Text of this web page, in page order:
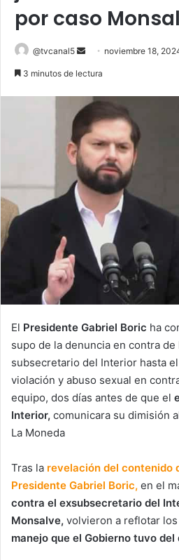
por caso
@tvcanal5
Send noviembre 18,
3 minutos de lectura
El Presidente Gabriel Boric ha
supo de la denuncia en contra de
subsecretario del Interior hasta
violación y abuso sexual en
equipo, dos días antes de que el
Interior, comunicara su dimisión
La Moneda
Tras la revelación del contenido
Presidente Gabriel Boric, en el
contra el exsubsecretario del
Monsalve, volvieron a reflotar los
manejo que el Gobierno tuvo del